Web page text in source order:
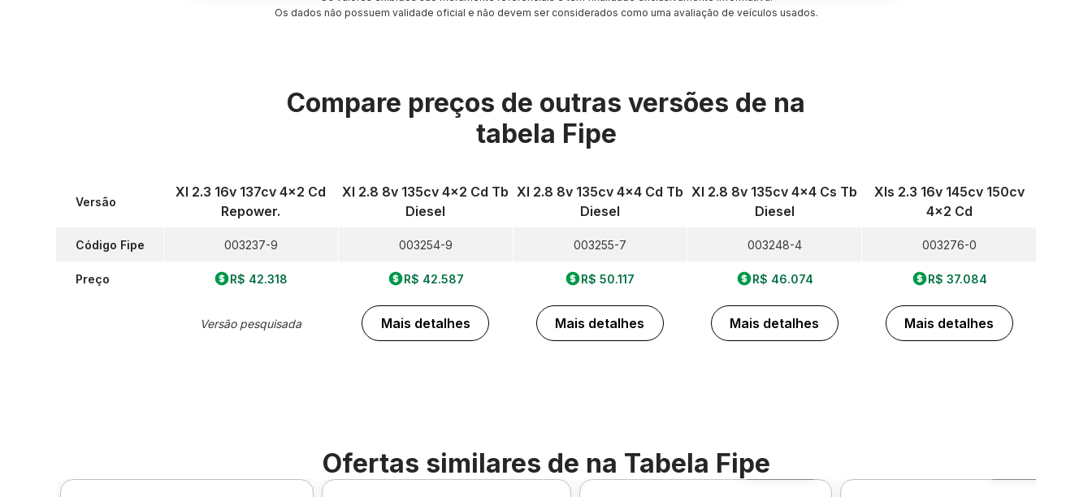
Os dados não possuem validade oficial e não devem ser considerados como uma avaliação de veículos usados.
Compare preços de outras versões de na
tabela Fipe
Versão
Código Fipe
Preço
Xl 2.3 16v 137cv 4x2 Cd
Repower.
003237-9
R$ 42.318
Versão pesquisada
Xl 2.8 8v 135cv 4x2 Cd Tb
Diesel
003254-9
R$ 42.587
Mais detalhes
Xl 2.8 8v 135cv 4x4 Cd Tb
Diesel
003255-7
R$ 50.117
Mais detalhes
Xl 2.8 8v 135cv 4x4 Cs Tb
Diesel
003248-4
R$ 46.074
Mais detalhes
Xls 2.3 16v 145cv 150cv
4x2 Cd
003276-0
R$ 37.084
Mais detalhes
Ofertas similares de na Tabela FipeFoto 360º